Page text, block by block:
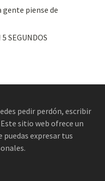
gente piense de
SEGUNDOS
pedir perdón, escribir
sitio web ofrece un
puedas expresar tus